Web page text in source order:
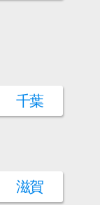
千葉
滋賀